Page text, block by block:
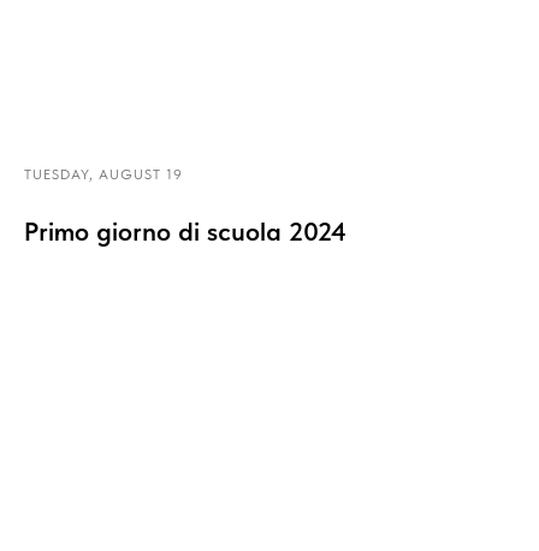
TUESDAY, AUGUST 19
Primo giorno di scuola 2024